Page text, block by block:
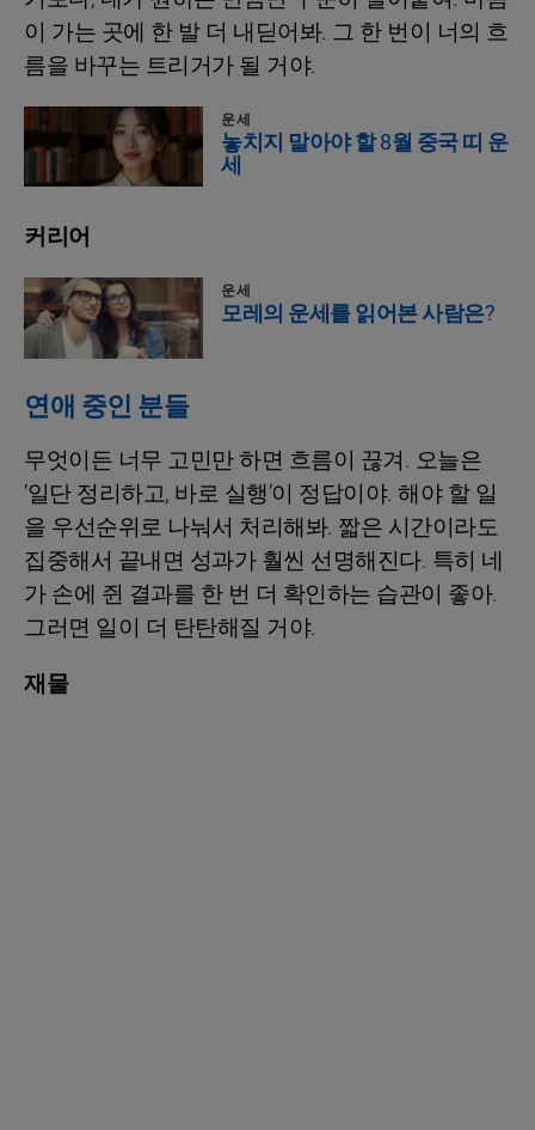
이 가는 곳에 한 발 더 내딛어봐. 그 한 번이 너의 흐
름을 바꾸는 트리거가 될 거야.
운세
놓치지 말아야 할 8월 중국 띠 운
세
커리어
운세
모레의 운세를 읽어본 사람은?
연애 중인 분들
무엇이든 너무 고민만 하면 흐름이 끊겨. 오늘은
‘일단 정리하고, 바로 실행’이 정답이야. 해야 할 일
을 우선순위로 나눠서 처리해봐. 짧은 시간이라도
집중해서 끝내면 성과가 훨씬 선명해진다. 특히 네
가 손에 쥔 결과를 한 번 더 확인하는 습관이 좋아.
그러면 일이 더 탄탄해질 거야.
재물